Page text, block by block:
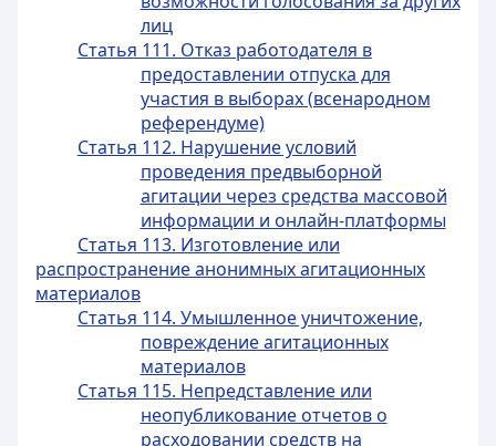
лиц
Статья 111. Отказ работодателя в
предоставлении отпуска для
участия в выборах (всенародном
референдуме)
Статья 112. Нарушение условий
проведения предвыборной
агитации через средства массовой
информации и онлайн-платформы
Статья 113. Изготовление или
распространение анонимных агитационных
материалов
Статья 114. Умышленное уничтожение,
повреждение агитационных
материалов
Статья 115. Непредставление или
неопубликование отчетов о
расходовании средств на